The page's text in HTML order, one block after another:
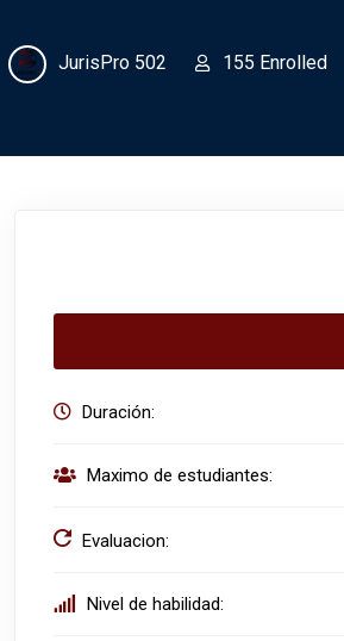
JurisPro 502 155 Enrolled
Duración:
Maximo de estudiantes:
Evaluacion:
Nivel de habilidad: